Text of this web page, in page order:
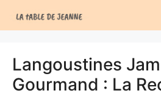
au
Langoustines
Gourmand : La